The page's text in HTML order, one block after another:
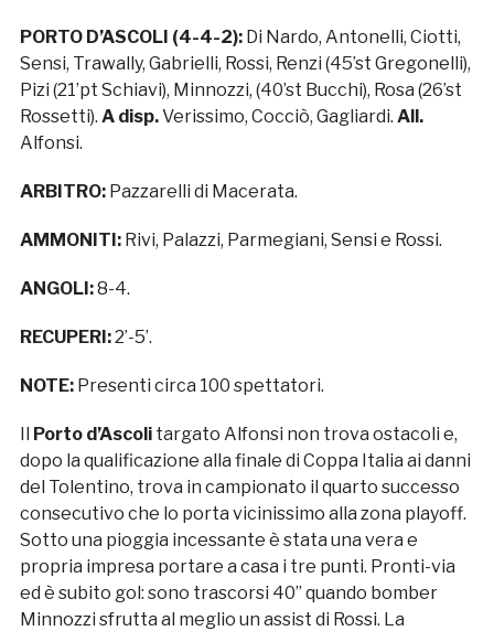
PORTO D’ASCOLI (4-4-2):Di Nardo, Antonelli, Ciotti,
Sensi, Trawally, Gabrielli, Rossi, Renzi (45’st Gregonelli),
Pizi (21’pt Schiavi), Minnozzi, (40’st Bucchi), Rosa (26’st
Rossetti). A disp.Verissimo, Cocciò, Gagliardi. All.
Alfonsi.
ARBITRO: Pazzarelli di Macerata.
AMMONITI: Rivi, Palazzi, Parmegiani, Sensi e Rossi.
ANGOLI:8-4.
RECUPERI:2’-5’.
NOTE:Presenti circa 100 spettatori.
Il Porto d’Ascolitargato Alfonsi non trova ostacoli e,
dopo la qualificazione alla finale di Coppa Italia ai danni
del Tolentino, trova in campionato il quarto successo
consecutivo che lo porta vicinissimo alla zona playoff.
Sotto una pioggia incessante è stata una vera e
propria impresa portare a casa i tre punti. Pronti-via
ed è subito gol: sono trascorsi 40” quando bomber
Minnozzi sfrutta al meglio un assist di Rossi. La